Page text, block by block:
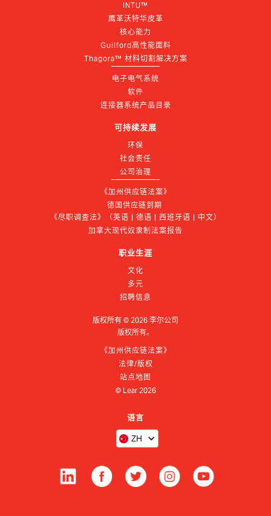
INTU™
鹰革沃特华皮革
核心能力
Guilford高性能面料
Thagora™ 材料切割解决方案
电子电气系统
软件
连接器系统产品目录
可持续发展
环保
社会责任
公司治理
《加州供应链法案》
德国供应链到期
《尽职调查法》（英语 | 德语 | 西班牙语 | 中文）
加拿大现代奴隶制法案报告
职业生涯
文化
多元
招聘信息
版权所有 © 2026 李尔公司
版权所有。
《加州供应链法案》
法律/版权
站点地图
© Lear 2026
语言
ZH